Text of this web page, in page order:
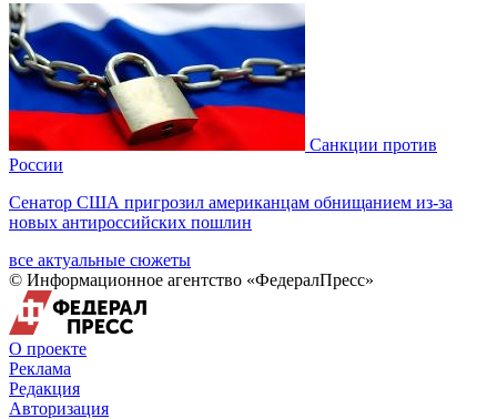
Санкции против
России
Сенатор США пригрозил американцам обнищанием из-за
новых антироссийских пошлин
все актуальные сюжеты
© Информационное агентство «ФедералПресс»
О проекте
Реклама
Редакция
Авторизация